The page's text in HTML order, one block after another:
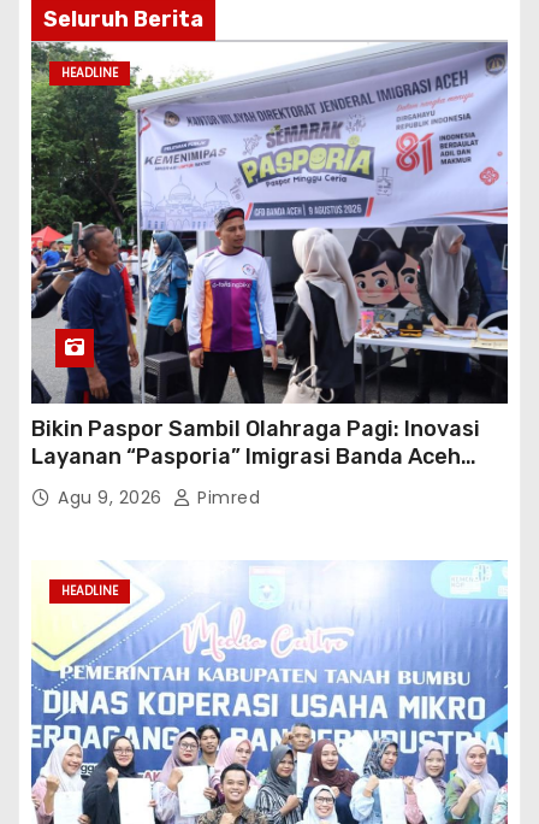
Seluruh Berita
HEADLINE
Bikin Paspor Sambil Olahraga Pagi: Inovasi
Layanan “Pasporia” Imigrasi Banda Aceh
Buat CFD Makin Ceria
Agu 9, 2026 Pimred
HEADLINE